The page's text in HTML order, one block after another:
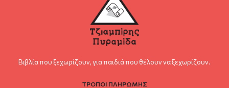
Βιβλία που ξεχωρίζουν, για παιδιά που θέλουν να ξεχωρίζουν.
ΤΡΟΠΟΙ ΠΛΗΡΩΜΗΣ